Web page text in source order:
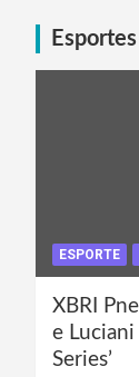
Esportes
ESPORTE
XBRI
e
Series’